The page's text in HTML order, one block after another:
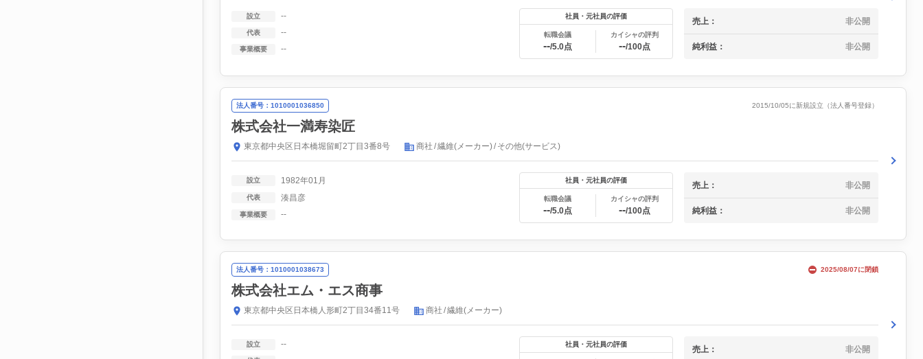
設立 --
代表 --
事業概要 --
社員・元社員の評価
転職会議
--/5.0点
カイシャの評判
--/100点
売上： 非公開
純利益： 非公開
法人番号：1010001036850 2015/10/05に新規設立（法人番号登録）
株式会社一満寿染匠
東京都中央区日本橋堀留町2丁目3番8号 商社 繊維(メーカー) その他(サービス)
設立 1982年01月
代表 湊昌彦
事業概要 --
社員・元社員の評価
転職会議
--/5.0点
カイシャの評判
--/100点
売上： 非公開
純利益： 非公開
法人番号：1010001038673 2025/08/07に閉鎖
株式会社エム・エス商事
東京都中央区日本橋人形町2丁目34番11号 商社 繊維(メーカー)
設立 -- 社員・元社員の評価 売上： 非公開